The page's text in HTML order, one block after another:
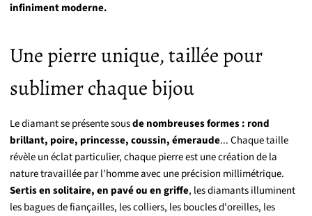
infiniment moderne.
Une pierre unique, taillée pour
sublimer chaque bijou
Le diamant se présente sousde nombreuses formes : rond
brillant, poire, princesse, coussin, émeraude... Chaque taille
révèle un éclat particulier, chaque pierre est une création de la
nature travaillée par l'homme avec une précision millimétrique.
Sertis en solitaire, en pavé ou en griffe, les diamants illuminent
les bagues de fiançailles, les colliers, les boucles d'oreilles, les